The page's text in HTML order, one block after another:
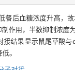
餐后血糖浓度升高，
作用，半数抑制浓
接结果显示鼠尾草酸
。